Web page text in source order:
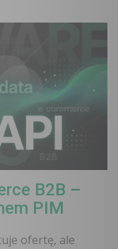
B2B –
PIM
ofertę, ale